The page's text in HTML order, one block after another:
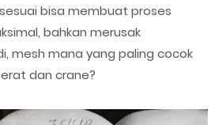
bisa membuat proses
bahkan merusak
mesh mana yang paling cocok
dan crane?